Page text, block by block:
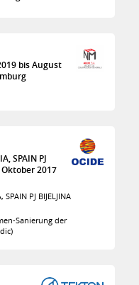
bis August
SPAIN PJ
Oktober 2017
PJ BIJELJINA
Sanierung der